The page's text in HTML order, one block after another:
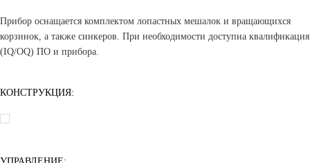
Прибор оснащается комплектом лопастных мешалок и вращающихся
корзинок, а также синкеров. При необходимости доступна квалификация
(IQ/OQ) ПО и прибора.
КОНСТРУКЦИЯ: